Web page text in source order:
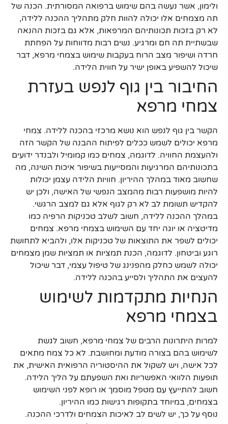
ולימון, אשר נעשה בהם שימוש ברפואה המסורתית. הכנה של
תה מצמחים אלו יכולה להוות חלק מתהליך ההכנה ללידה,
לא רק בזכות תכונותיהם המרפאות, אלא גם בזכות ההנאה
שבשתיית תה חם ומרגיע. נשים רבות מדווחות על הפחתת
חרדה ושיפור מצב הרוח בעקבות שימוש בצמחי מרפא, דבר
שיכול להשפיע באופן ישיר על חווית הלידה.
החיבור בין גוף לנפש בעזרת
צמחי מרפא
הקשר בין גוף לנפש הוא נושא מרכזי בהכנה ללידה. צמחי
מרפא יכולים לשמש ככלים לפיתוח ההבנה של הקשר הזה
ולהעצמת החוויה. לדוגמה, צמחים כמו קמומיל ולבנדר ידועים
בתכונותיהם המרגיעות והמסייעות בשיפור איכות השינה, מה
שחשוב מאוד במהלך ההיריון. חוויות הלידה עצמן יכולות
להיות מושפעות רבות מהמצב הנפשי של האישה, ולכן יש
להקדיש תשומת לב לא רק לגוף אלא גם למצב הרגשי.
במהלך ההכנה ללידה, חשוב לשלב טכניקות הרפיה כמו
מדיטציה או יוגה יחד עם השימוש בצמחי מרפא. צמחים
יכולים לשפר את התוצאות של טכניקות אלו, ולהביא לתחושת
רוגע וביטחון. לדוגמה, הכנת תמציות או תמציות שמן מצמחים
יכולה לשמש כחלק מהפנינג של טיפול עצמי, דבר שיכול
להעצים את התהליך ולסייע בהכנה ללידה.
הנחיות מתקדמות לשימוש
בצמחי מרפא
למרות היתרונות הרבים של צמחי מרפא, חשוב לגשת
לשימוש בהם בצורה מודעת ומחושבת. לא כל צמח מתאים
לכל אישה, ויש לשקול את ההיסטוריה הרפואית האישית, את
תופעות הלוואי האפשריות ואת השפעתם על הליך הלידה.
חשוב להתייעץ עם מטפל מוסמך או רופא לפני השימוש
בצמחים, במיוחד בתקופות רגישות כמו ההיריון.
נוסף על כך, יש לשים לב לאיכות הצמחים ולדרכי ההכנה.